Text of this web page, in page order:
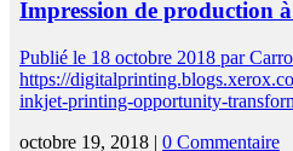
Impression de production
Publié le 18 octobre 2018 par
https://
inkjet-printing-opportunity-
octobre 19, 2018 | 0 Commentaire